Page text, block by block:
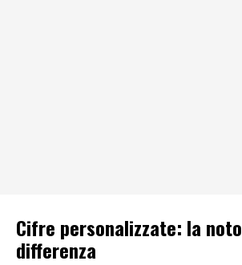
Cifre personalizzate: la
differenza